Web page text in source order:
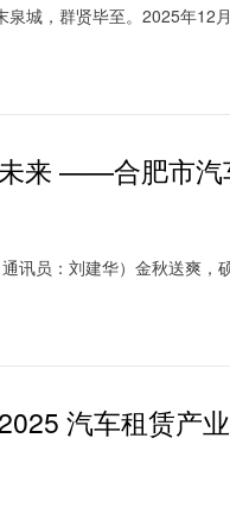
泉城，群贤毕至。2025年12
来 ——合肥市汽
讯员：刘建华）金秋送爽
汽车租赁产